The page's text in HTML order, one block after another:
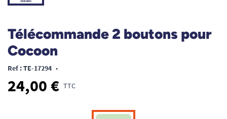
Télécommande 2 boutons pour
Cocoon
Ref : TE-17294 •
24,00 € TTC